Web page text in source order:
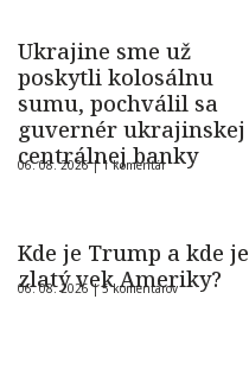
Ukrajine sme už
poskytli kolosálnu
sumu, pochválil sa
guvernér ukrajinskej
centrálnej banky
06. 08. 2026 |1 komentár
Kde je Trump a kde je
zlatý vek Ameriky?
06. 08. 2026 |5 komentárov